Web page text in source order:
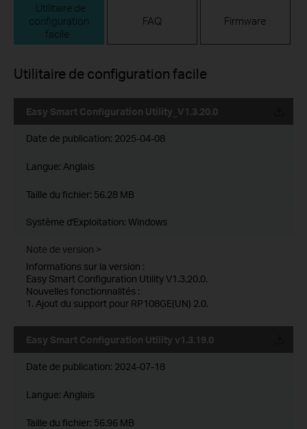
Utilitaire de
configuration
facile
FAQ Firmware
Utilitaire de configuration facile
Easy Smart Configuration Utility_V1.3.20.0
Date de publication: 2025-04-08
Langue: Anglais
Taille du fichier: 56.28 MB
Système d'Exploitation: Windows
Note de version >
Informations sur la version :
Easy Smart Configuration Utility V1.3.20.0.
Nouvelles fonctionnalités :
1. Ajout du support pour RP108GE(UN) 2.0.
Easy Smart Configuration Utility v1.3.19.0
Date de publication: 2024-07-18
Langue: Anglais
Taille du fichier: 56.96 MB